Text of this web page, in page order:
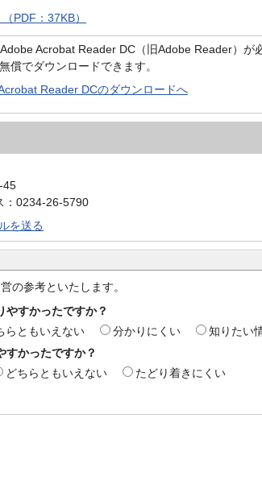
PDF：37KB）
Acrobat Reader DC（旧Adobe Reader）が
償でダウンロードできます。
Reader DCのダウンロードへ
45
0234-26-5790
を送る
の参考といたします。
やすかったですか？
らともいえない 分かりにくい
知りたい
すかったですか？
どちらともいえない たどり着きにくい